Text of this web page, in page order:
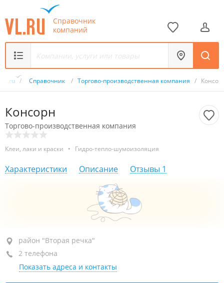
Справочник
компаний
VL.ru / Справочник / Торгово-производственная компания /
Консорн
Торгово-производственная компания
Клеи, лаки и краски • Гидро-тепло-шумоизоляция
Характеристики Описание Отзывы 1
район "Вторая речка", ул. Чкалова, 10
1-й этаж
+7 (423) 234-66-46
район "Вторая речка"
2 телефона
Показать адреса и контакты